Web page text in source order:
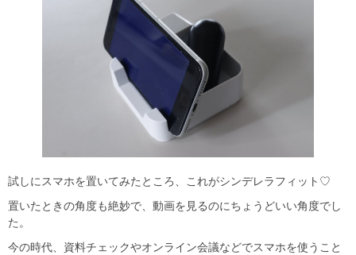
試しにスマホを置いてみたところ、これがシンデレラフィット♡
置いたときの角度も絶妙で、動画を見るのにちょうどいい角度でし
た。
今の時代、資料チェックやオンライン会議などでスマホを使うこと